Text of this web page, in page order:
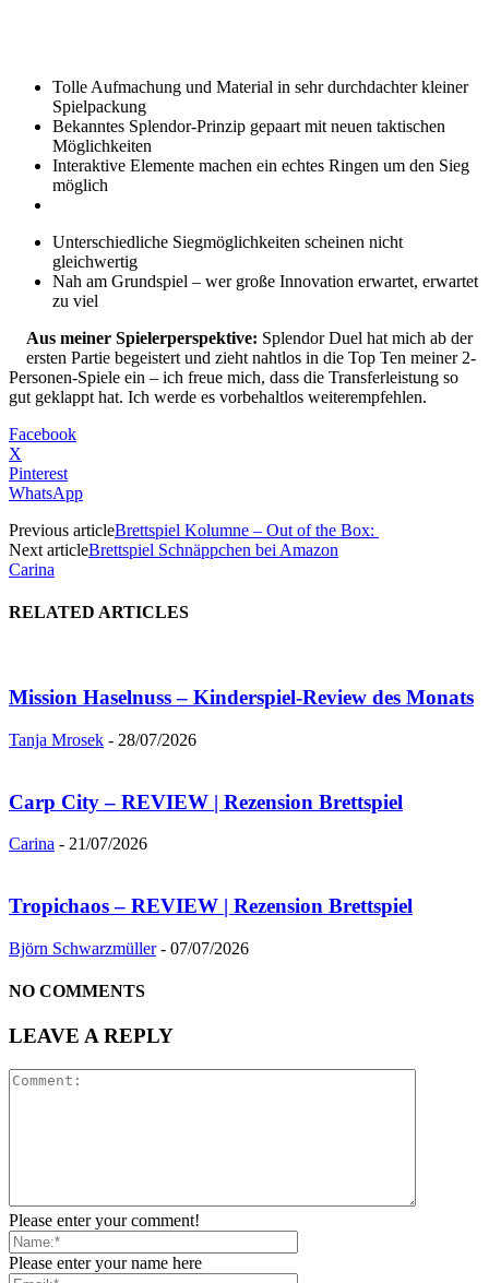
Tolle Aufmachung und Material in sehr durchdachter kleiner
Spielpackung
Bekanntes Splendor-Prinzip gepaart mit neuen taktischen
Möglichkeiten
Interaktive Elemente machen ein echtes Ringen um den Sieg
möglich
Unterschiedliche Siegmöglichkeiten scheinen nicht
gleichwertig
Nah am Grundspiel – wer große Innovation erwartet, erwartet
zu viel
Aus meiner Spielerperspektive: Splendor Duel hat mich ab der
ersten Partie begeistert und zieht nahtlos in die Top Ten meiner 2-
Personen-Spiele ein – ich freue mich, dass die Transferleistung so
gut geklappt hat. Ich werde es vorbehaltlos weiterempfehlen.
Facebook
X
Pinterest
WhatsApp
Previous articleBrettspiel Kolumne – Out of the Box:
Next articleBrettspiel Schnäppchen bei Amazon
Carina
RELATED ARTICLES
Mission Haselnuss – Kinderspiel-Review des Monats
Tanja Mrosek - 28/07/2026
Carp City – REVIEW | Rezension Brettspiel
Carina - 21/07/2026
Tropichaos – REVIEW | Rezension Brettspiel
Björn Schwarzmüller - 07/07/2026
NO COMMENTS
LEAVE A REPLY
Please enter your comment!
Please enter your name here